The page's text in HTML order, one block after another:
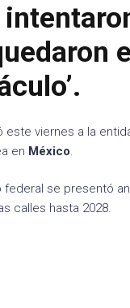
este viernes a la
en México.
federal se presentó
calles hasta 2028.